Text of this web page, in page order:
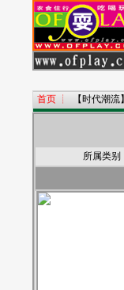
首页┊ 【时代潮流】
所属类别